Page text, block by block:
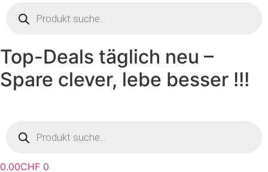
search
Top-Deals täglich neu –
Spare clever, lebe besser !!!
search
0.00CHF 0